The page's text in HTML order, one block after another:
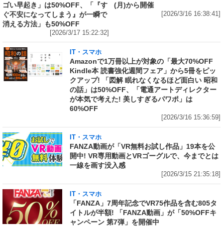
ゴい早起き」は50%OFF、「『す
ぐ不安になってしまう』が一瞬で
消える方法」も50%OFF
[2026/3/17 15:22:32]
(月)から開催
[2026/3/16 16:38:41]
IT・スマホ
Amazonで1万冊以上が対象の「最大70%OFF
Kindle本 読書強化週間フェア」から5冊をピッ
クアップ! 「図解 眠れなくなるほど面白い 昭和
の話」は50%OFF、「電通アートディレクター
が本気で考えた! 美しすぎるパワポ」は
60%OFF
[2026/3/16 15:36:59]
IT・スマホ
FANZA動画が「VR無料お試し作品」19本を公
開中! VR専用動画とVRゴーグルで、今までとは
一線を画す没入感
[2026/3/15 21:35:18]
IT・スマホ
「FANZA」7周年記念でVR75作品を含む805タ
イトルが半額! 「FANZA動画」が「50%OFFキ
ャンペーン 第7弾」を開催中